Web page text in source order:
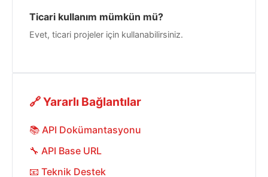
Ticari kullanım mümkün mü?
Evet, ticari projeler için kullanabilirsiniz.
🔗 Yararlı Bağlantılar
📚 API Dokümantasyonu
🔧 API Base URL
📧 Teknik Destek